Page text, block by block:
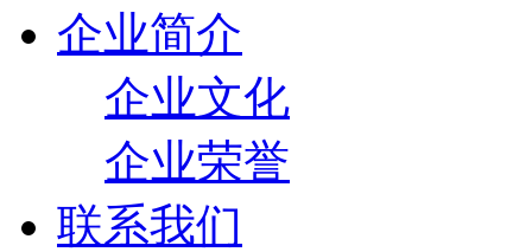
企业简介
企业文化
企业荣誉
联系我们